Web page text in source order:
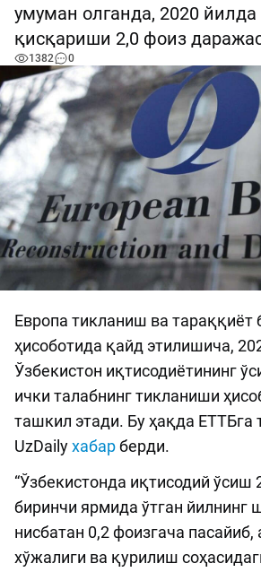
умуман олганда, 2020
қисқариши 2,0 фоиз
1382 0
Европа тикланиш ва тараққиёт
ҳисоботида қайд этилишича,
Ўзбекистон иқтисодиётининг
ички талабнинг тикланиши
ташкил этади. Бу ҳақда ЕТТБга
UzDailyхабарберди.
“Ўзбекистонда иқтисодий ўсиш
биринчи ярмида ўтган йилнинг
нисбатан 0,2 фоизгача
хўжалиги ва қурилиш